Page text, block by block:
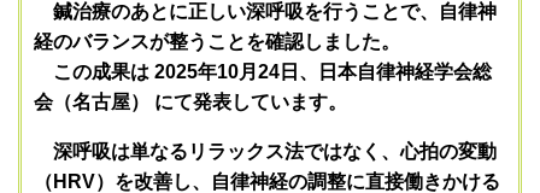
鍼治療のあとに正しい深呼吸を行うことで、自律神
経のバランスが整うことを確認しました。
この成果は 2025年10月24日、日本自律神経学会総
会（名古屋） にて発表しています。
深呼吸は単なるリラックス法ではなく、心拍の変動
（HRV）を改善し、自律神経の調整に直接働きかける